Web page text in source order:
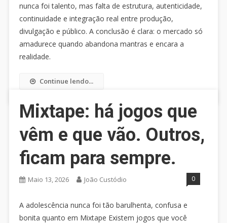
nunca foi talento, mas falta de estrutura, autenticidade,
continuidade e integração real entre produção,
divulgação e público. A conclusão é clara: o mercado só
amadurece quando abandona mantras e encara a
realidade.
Continue lendo...
Mixtape: há jogos que
vêm e que vão. Outros,
ficam para sempre.
Maio 13, 2026 João Custódio 0
A adolescência nunca foi tão barulhenta, confusa e
bonita quanto em Mixtape Existem jogos que você